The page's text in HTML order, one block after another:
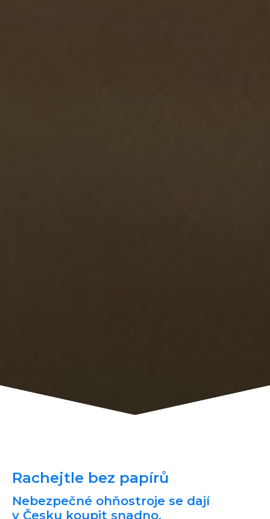
Rachejtle bez papírů
Nebezpečné ohňostroje se dají
v Česku koupit snadno,